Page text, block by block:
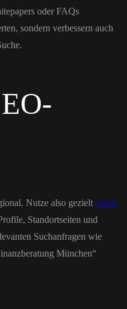
oder FAQs
sondern verbessern auch
Nutze also gezielt Local
Standortseiten und
Suchanfragen wie
München“